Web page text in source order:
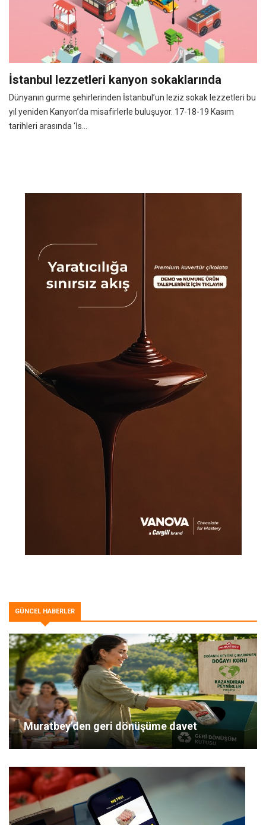
İstanbul lezzetleri kanyon sokaklarında
Dünyanın gurme şehirlerinden İstanbul’un leziz sokak lezzetleri bu
yıl yeniden Kanyon’da misafirlerle buluşuyor. 17-18-19 Kasım
tarihleri arasında ‘İs...
GÜNCEL HABERLER
Muratbey’den geri dönüşüme davet